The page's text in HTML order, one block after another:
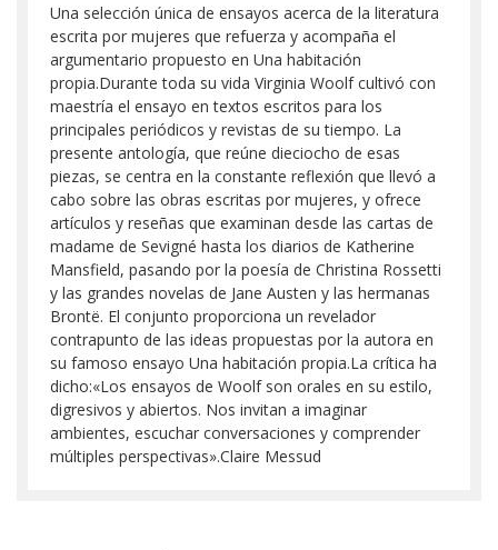
Una selección única de ensayos acerca de la literatura
escrita por mujeres que refuerza y acompaña el
argumentario propuesto en Una habitación
propia.Durante toda su vida Virginia Woolf cultivó con
maestría el ensayo en textos escritos para los
principales periódicos y revistas de su tiempo. La
presente antología, que reúne dieciocho de esas
piezas, se centra en la constante reflexión que llevó a
cabo sobre las obras escritas por mujeres, y ofrece
artículos y reseñas que examinan desde las cartas de
madame de Sevigné hasta los diarios de Katherine
Mansfield, pasando por la poesía de Christina Rossetti
y las grandes novelas de Jane Austen y las hermanas
Brontë. El conjunto proporciona un revelador
contrapunto de las ideas propuestas por la autora en
su famoso ensayo Una habitación propia.La crítica ha
dicho:«Los ensayos de Woolf son orales en su estilo,
digresivos y abiertos. Nos invitan a imaginar
ambientes, escuchar conversaciones y comprender
múltiples perspectivas».Claire Messud